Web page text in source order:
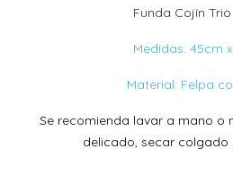
Funda Cojín
Medidas: 45cm
Material: Felpa
Se recomienda lavar a mano o
delicado, secar